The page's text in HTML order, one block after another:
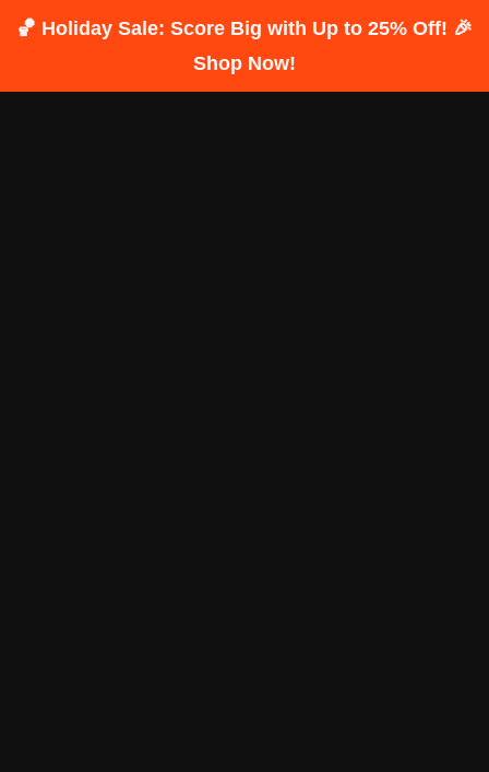
🏀 Holiday Sale: Score Big with Up to 25% Off! 🎉
Shop Now!